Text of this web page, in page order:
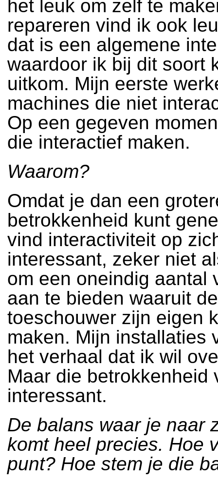
het leuk om zelf te
repareren vind ik ook
dat is een algemene
waardoor ik bij dit soort
uitkom. Mijn eerste
machines die niet
Op een gegeven
die interactief maken.
Waarom?
Omdat je dan een
betrokkenheid kunt
vind interactiviteit op
interessant, zeker niet
om een oneindig aantal
aan te bieden waaruit de
toeschouwer zijn eigen
maken. Mijn installaties
het verhaal dat ik wil
Maar die betrokkenheid
interessant.
De balans waar je naar
komt heel precies. Hoe
punt? Hoe stem je die